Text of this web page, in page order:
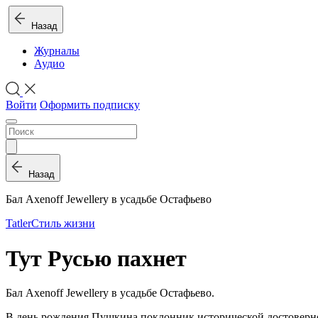
Назад
Журналы
Аудио
Войти Оформить подписку
Назад
Бал Axenoff Jewellery в усадь­бе Остафьево
TatlerСтиль жизни
Тут Русью пахнет
Бал Axenoff Jewellery в усадь­бе Остафьево.